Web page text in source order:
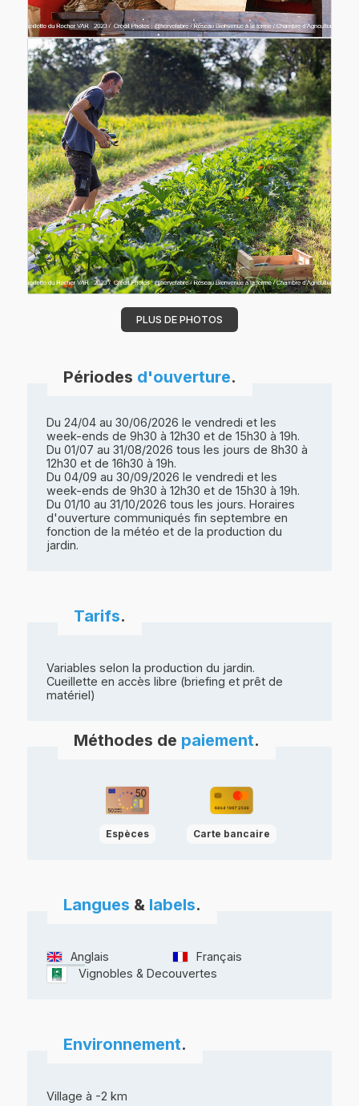
PLUS DE PHOTOS
Périodes d'ouverture.
Du 24/04 au 30/06/2026 le vendredi et les
week-ends de 9h30 à 12h30 et de 15h30 à 19h.
Du 01/07 au 31/08/2026 tous les jours de 8h30 à
12h30 et de 16h30 à 19h.
Du 04/09 au 30/09/2026 le vendredi et les
week-ends de 9h30 à 12h30 et de 15h30 à 19h.
Du 01/10 au 31/10/2026 tous les jours. Horaires
d'ouverture communiqués fin septembre en
fonction de la météo et de la production du
jardin.
Tarifs.
Variables selon la production du jardin.
Cueillette en accès libre (briefing et prêt de
matériel)
Méthodes de paiement.
Espèces Carte bancaire
Langues & labels.
Anglais
Français
Vignobles & Decouvertes
Environnement.
Village à -2 km